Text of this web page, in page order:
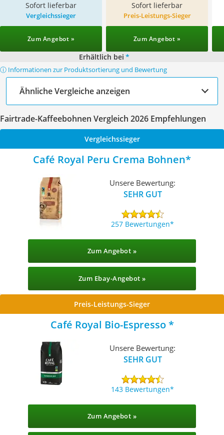
Sofort lieferbar Sofort lieferbar
Vergleichssieger
Zum Angebot »
Preis-Leistungs-Sieger
Zum Angebot »
Erhältlich bei *
ⓘ Informationen zur Produktsortierung und Bewertung
Ähnliche Vergleiche anzeigen
Fairtrade-Kaffeebohnen Vergleich 2026 Empfehlungen
Vergleichssieger
Café Royal Peru Crema Bohnen
Unsere Bewertung:
SEHR GUT
257 Bewertungen
Zum Angebot »
Zum Ebay-Angebot »
Preis-Leistungs-Sieger
Café Royal Bio-Espresso
Unsere Bewertung:
SEHR GUT
143 Bewertungen
Zum Angebot »